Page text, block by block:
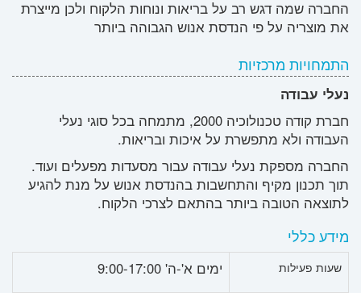
החברה שמה דגש רב על בריאות ונוחות הלקוח ולכן מייצרת
את מוצריה על פי הנדסת אנוש הגבוהה ביותר
התמחויות מרכזיות
נעלי עבודה
חברת קודה טכנולוכיה 2000, מתמחה בכל סוגי נעלי
העבודה ולא מתפשרת על איכות ובריאות.
החברה מספקת נעלי עבודה עבור מסעדות מפעלים ועוד.
תוך תכנון מקיף והתחשבות בהנדסת אנוש על מנת להגיע
לתוצאה הטובה ביותר בהתאם לצרכי הלקוח.
מידע כללי
שעות פעילות ימים א'-ה' 9:00-17:00